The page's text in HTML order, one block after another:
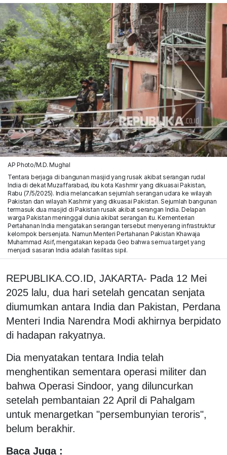
AP Photo/M.D. Mughal
Tentara berjaga di bangunan masjid yang rusak akibat serangan rudal
India di dekat Muzaffarabad, ibu kota Kashmir yang dikuasai Pakistan,
Rabu (7/5/2025). India melancarkan sejumlah serangan udara ke wilayah
Pakistan dan wilayah Kashmir yang dikuasai Pakistan. Sejumlah bangunan
termasuk dua masjid di Pakistan rusak akibat serangan India. Delapan
warga Pakistan meninggal dunia akibat serangan itu. Kementerian
Pertahanan India mengatakan serangan tersebut menyerang infrastruktur
kelompok bersenjata. Namun Menteri Pertahanan Pakistan Khawaja
Muhammad Asif, mengatakan kepada Geo bahwa semua target yang
menjadi sasaran India adalah fasilitas sipil.
REPUBLIKA.CO.ID, JAKARTA- Pada 12 Mei
2025 lalu, dua hari setelah gencatan senjata
diumumkan antara India dan Pakistan, Perdana
Menteri India Narendra Modi akhirnya berpidato
di hadapan rakyatnya.
Dia menyatakan tentara India telah
menghentikan sementara operasi militer dan
bahwa Operasi Sindoor, yang diluncurkan
setelah pembantaian 22 April di Pahalgam
untuk menargetkan "persembunyian teroris",
belum berakhir.
Baca Juga :